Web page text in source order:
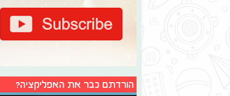
הורדתם כבר את האפליקציה?